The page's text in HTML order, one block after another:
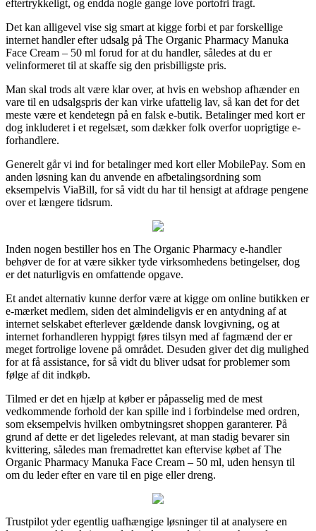
eftertrykkeligt, og endda nogle gange love portofri fragt.
Det kan alligevel vise sig smart at kigge forbi et par forskellige
internet handler efter udsalg på The Organic Pharmacy Manuka
Face Cream – 50 ml forud for at du handler, således at du er
velinformeret til at skaffe sig den prisbilligste pris.
Man skal trods alt være klar over, at hvis en webshop afhænder en
vare til en udsalgspris der kan virke ufattelig lav, så kan det for det
meste være et kendetegn på en falsk e-butik. Betalinger med kort er
dog inkluderet i et regelsæt, som dækker folk overfor uoprigtige e-
forhandlere.
Generelt går vi ind for betalinger med kort eller MobilePay. Som en
anden løsning kan du anvende en afbetalingsordning som
eksempelvis ViaBill, for så vidt du har til hensigt at afdrage pengene
over et længere tidsrum.
Inden nogen bestiller hos en The Organic Pharmacy e-handler
behøver de for at være sikker tyde virksomhedens betingelser, dog
er det naturligvis en omfattende opgave.
Et andet alternativ kunne derfor være at kigge om online butikken er
e-mærket medlem, siden det almindeligvis er en antydning af at
internet selskabet efterlever gældende dansk lovgivning, og at
internet forhandleren hyppigt føres tilsyn med af fagmænd der er
meget fortrolige lovene på området. Desuden giver det dig mulighed
for at få assistance, for så vidt du bliver udsat for problemer som
følge af dit indkøb.
Tilmed er det en hjælp at køber er påpasselig med de mest
vedkommende forhold der kan spille ind i forbindelse med ordren,
som eksempelvis hvilken ombytningsret shoppen garanterer. På
grund af dette er det ligeledes relevant, at man stadig bevarer sin
kvittering, således man fremadrettet kan eftervise købet af The
Organic Pharmacy Manuka Face Cream – 50 ml, uden hensyn til
om du leder efter en vare til en pige eller dreng.
Trustpilot yder egentlig uafhængige løsninger til at analysere en